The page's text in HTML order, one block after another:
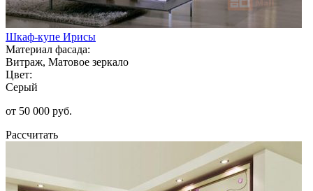
Шкаф-купе Ирисы
Материал фасада:
Витраж, Матовое зеркало
Цвет:
Серый
от 50 000 руб.
Рассчитать